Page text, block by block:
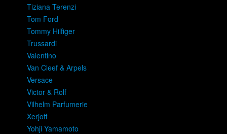
Tiziana Terenzi
Tom Ford
Tommy Hilfiger
Trussardi
Valentino
Van Cleef & Arpels
Versace
Victor & Rolf
Vilhelm Parfumerie
Xerjoff
Yohji Yamamoto